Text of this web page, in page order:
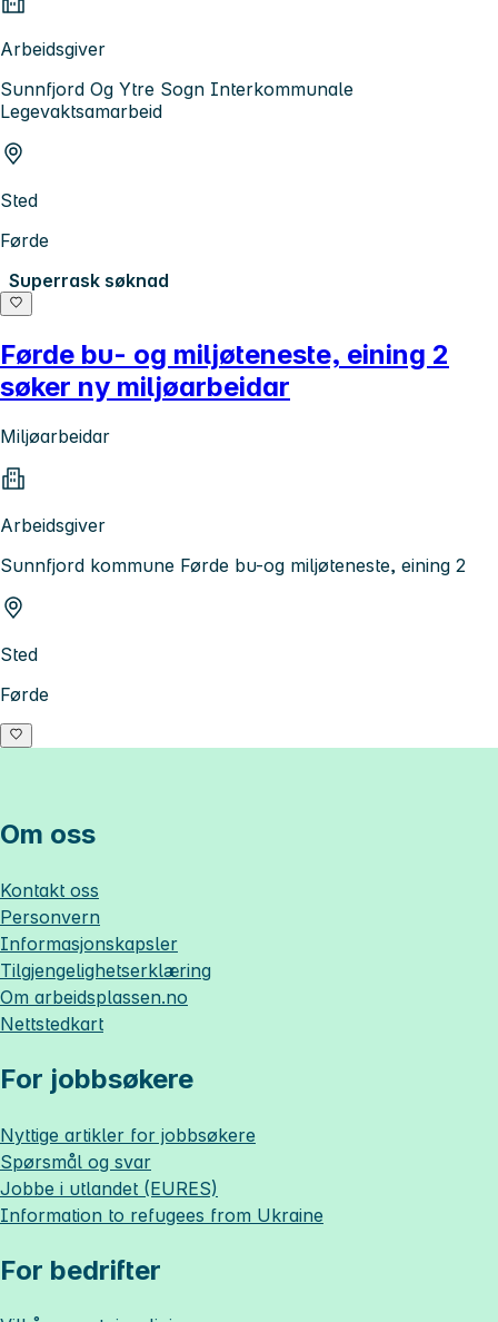
Arbeidsgiver
Sunnfjord Og Ytre Sogn Interkommunale
Legevaktsamarbeid
Sted
Førde
Superrask søknad
Førde bu- og miljøteneste, eining 2
søker ny miljøarbeidar
Miljøarbeidar
Arbeidsgiver
Sunnfjord kommune Førde bu-og miljøteneste, eining 2
Sted
Førde
Om oss
Kontakt oss
Personvern
Informasjonskapsler
Tilgjengelighetserklæring
Om arbeidsplassen.no
Nettstedkart
For jobbsøkere
Nyttige artikler for jobbsøkere
Spørsmål og svar
Jobbe i utlandet (EURES)
Information to refugees from Ukraine
For bedrifter